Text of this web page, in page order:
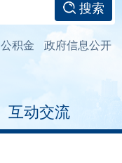
搜索
公积金 政府信息公开
互动交流